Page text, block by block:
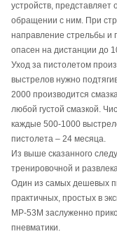
устройств,
обращении с ним. При
направление стрельбы и
опасен на дистанции до
Уход за пистолетом
выстрелов нужно
2000 производится
любой густой смазкой.
каждые 500-1000
пистолета – 24 месяца.
Из выше сказанного
тренировочной и
Один из самых дешевых
практичных, простых в
МР-53М заслуженно
пневматики.